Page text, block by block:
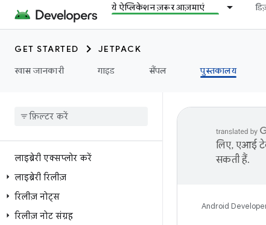
ये ऐप्लिकेशन ज़रूर आज़माएं
GET STARTED
JETPACK
खास जानकारी
गाइड सैंपल पुस्तकालय
लाइब्रेरी एक्सप्लोर करें
लाइब्रेरी रिलीज़
रिलीज़ नोट्स
रिलीज़ नोट संग्रह
लिए, एआई
सकती हैं.
Android